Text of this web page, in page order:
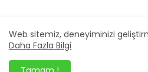
Design by -
Web sitemiz, deneyiminizi
Daha Fazla Bilgi